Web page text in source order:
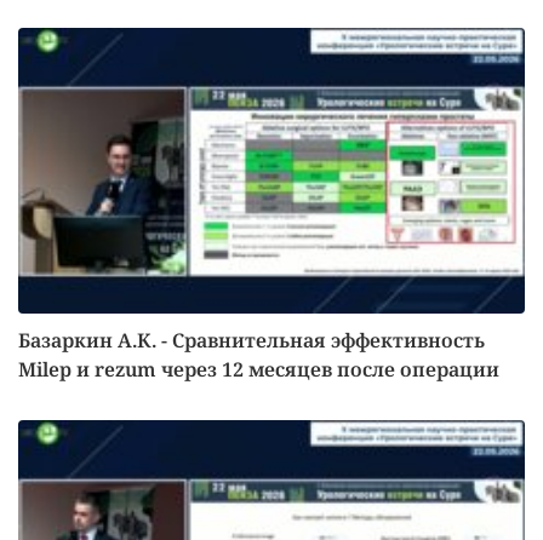
Базаркин А.К. - Сравнительная эффективность
Milep и rezum через 12 месяцев после операции